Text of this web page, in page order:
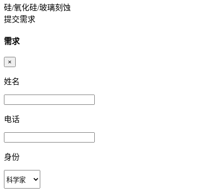
硅/氧化硅/玻璃刻蚀
提交需求
需求
×
姓名
电话
身份